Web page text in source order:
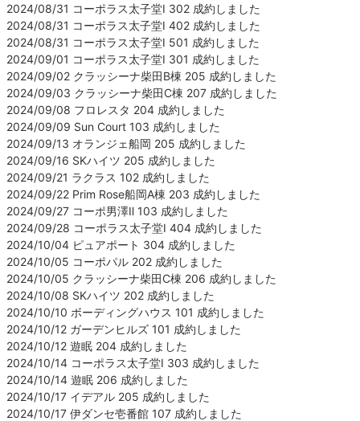
2024/08/31 コーポラス太子堂Ⅰ 302 成約しました
2024/08/31 コーポラス太子堂Ⅰ 402 成約しました
2024/08/31 コーポラス太子堂Ⅰ 501 成約しました
2024/09/01 コーポラス太子堂Ⅰ 301 成約しました
2024/09/02 クラッシーナ柴田B棟 205 成約しました
2024/09/03 クラッシーナ柴田C棟 207 成約しました
2024/09/08 フロレスタ 204 成約しました
2024/09/09 Sun Court 103 成約しました
2024/09/13 オランジェ船岡 205 成約しました
2024/09/16 SKハイツ 205 成約しました
2024/09/21 ラクラス 102 成約しました
2024/09/22 Prim Rose船岡A棟 203 成約しました
2024/09/27 コーポ男澤Ⅱ 103 成約しました
2024/09/28 コーポラス太子堂Ⅰ 404 成約しました
2024/10/04 ピュアポート 304 成約しました
2024/10/05 コーポパル 202 成約しました
2024/10/05 クラッシーナ柴田C棟 206 成約しました
2024/10/08 SKハイツ 202 成約しました
2024/10/10 ボーディングハウス 101 成約しました
2024/10/12 ガーデンヒルズ 101 成約しました
2024/10/12 遊眠 204 成約しました
2024/10/14 コーポラス太子堂Ⅰ 303 成約しました
2024/10/14 遊眠 206 成約しました
2024/10/17 イデアル 205 成約しました
2024/10/17 伊ダンセ壱番館 107 成約しました